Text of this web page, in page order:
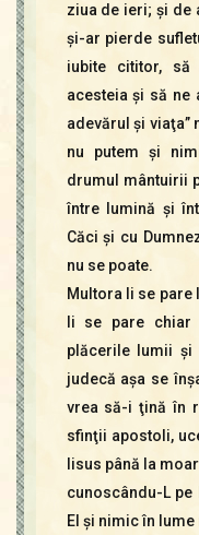
ziua de ieri; şi de
şi-ar pierde
iubite cititor,
acesteia şi să ne
adevărul şi viaţa”
nu putem şi
drumul mântuirii
între lumină şi
Căci şi cu
nu se poate.
Multora li se pare
li se pare chiar
plăcerile lumii
judecă aşa se
vrea să-i ţină în
sfinţii apostoli,
Iisus până la
cunoscându-L
El şi nimic în